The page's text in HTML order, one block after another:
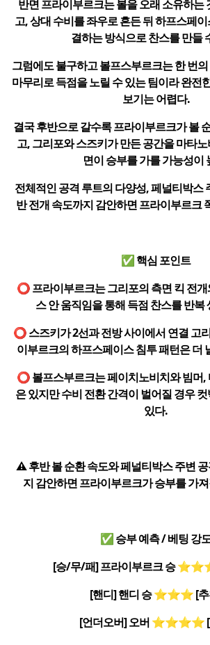
반면 프라이부르크는 볼을 오래 소유하는
고, 상대 수비를 좌우로 흔든 뒤 하프스페
결하는 방식으로 찬스를 만들
그럼에도 불구하고 볼프스부르크는 한 번
마무리로 득점을 노릴 수 있는 팀이라 완전
보기는 어렵다.
결국 후반으로 갈수록 프라이부르크가 볼
고, 그리포와 스즈키가 만든 공간을 마타
면이 승부를 가를 가능성이
전체적인 공격 루트의 다양성, 페널티박스
반 전개 속도까지 감안하면 프라이부르크
✅ 핵심 포인트
⭕ 프라이부르크는 그리포의 측면 킥 전
스 안 움직임을 통해 득점 찬스를 반복
⭕ 스즈키가 2선과 전방 사이에서 연결 고
이부르크의 하프스페이스 침투 패턴은 더
⭕ 볼프스부르크는 페이치노비치와 빔머,
은 있지만 수비 전환 간격이 벌어질 경우
있다.
⚠️ 후반 볼 순환 속도와 페널티박스 주변
지 감안하면 프라이부르크가 승부를 가
✅ 승부 예측 / 베팅 강
[승/무/패] 프라이부르크 승
[핸디] 핸디 승 ⭐⭐⭐ [
[언더오버] 오버 ⭐⭐⭐⭐